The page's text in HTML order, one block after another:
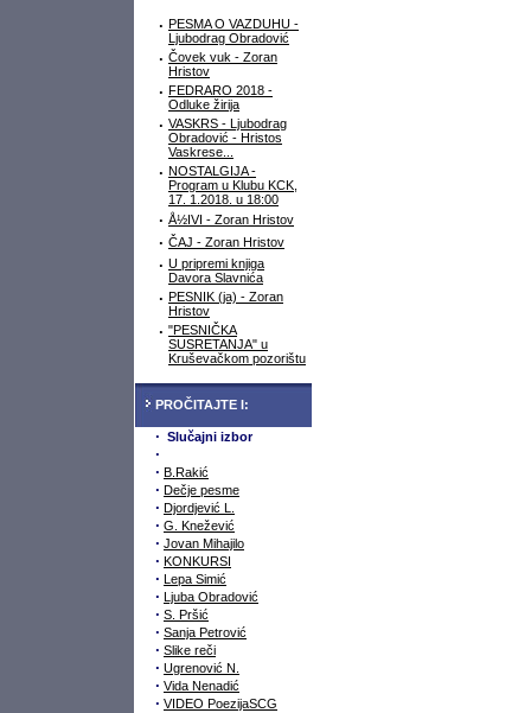
· PESMA O VAZDUHU -
Ljubodrag Obradović
· Čovek vuk - Zoran
Hristov
· FEDRARO 2018 -
Odluke žirija
· VASKRS - Ljubodrag
Obradović - Hristos
Vaskrese...
· NOSTALGIJA -
Program u Klubu KCK,
17. 1.2018. u 18:00
· Å½IVI - Zoran Hristov
· ČAJ - Zoran Hristov
· U pripremi knjiga
Davora Slavnića
· PESNIK (ja) - Zoran
Hristov
· "PESNIČKA
SUSRETANJA" u
Kruševačkom pozorištu
PROČITAJTE I:
· Slučajni izbor
·
· B.Rakić
· Dečje pesme
· Djordjević L.
· G. Knežević
· Jovan Mihajilo
· KONKURSI
· Lepa Simić
· Ljuba Obradović
· S. Pršić
· Sanja Petrović
· Slike reči
· Ugrenović N.
· Vida Nenadić
· VIDEO PoezijaSCG